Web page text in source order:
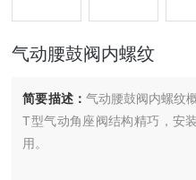
气动腰鼓阀内螺纹
简要描述： 气动腰鼓阀内螺纹
T型气动角座阀结构精巧，安
用。